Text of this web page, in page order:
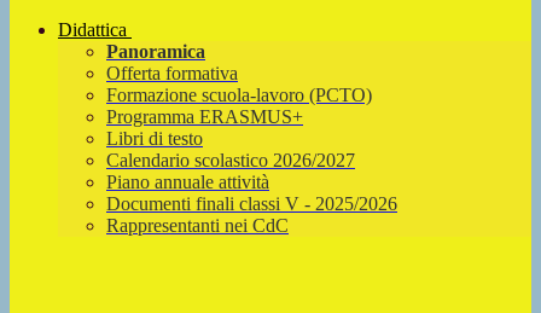
Didattica
Panoramica
Offerta formativa
Formazione scuola-lavoro (PCTO)
Programma ERASMUS+
Libri di testo
Calendario scolastico 2026/2027
Piano annuale attività
Documenti finali classi V - 2025/2026
Rappresentanti nei CdC